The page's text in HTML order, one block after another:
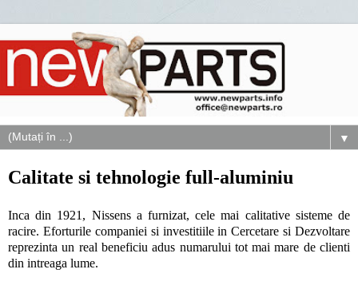
▼
Calitate si tehnologie full-aluminiu
Inca din 1921, Nissens a furnizat, cele mai calitative sisteme de
racire. Eforturile companiei si investitiile in Cercetare si Dezvoltare
reprezinta un real beneficiu adus numarului tot mai mare de clienti
din intreaga lume.